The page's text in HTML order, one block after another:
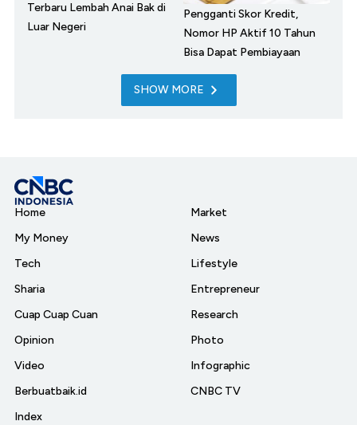
Terbaru Lembah Anai Bak di
Luar Negeri
Pengganti Skor Kredit,
Nomor HP Aktif 10 Tahun
Bisa Dapat Pembiayaan
SHOW MORE
Home
My Money
Tech
Sharia
Cuap Cuap Cuan
Opinion
Video
Berbuatbaik.id
Index
Market
News
Lifestyle
Entrepreneur
Research
Photo
Infographic
CNBC TV